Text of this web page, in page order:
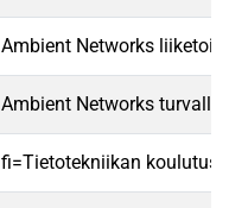
Ambient Networks
Ambient Networks
fi=Tietotekniikan